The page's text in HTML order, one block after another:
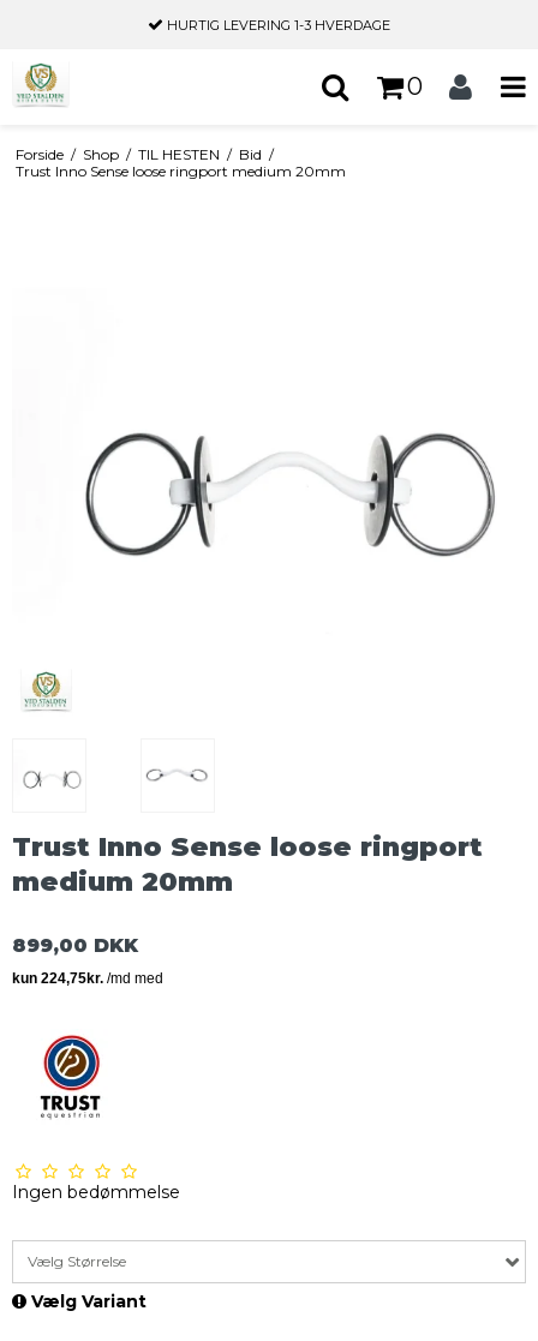
HURTIG LEVERING 1-3 HVERDAGE
0
Forside / Shop / TIL HESTEN / Bid /
Trust Inno Sense loose ringport medium 20mm
Trust Inno Sense loose ringport
medium 20mm
899,00 DKK
Ingen bedømmelse
Vælg Størrelse
Vælg Variant